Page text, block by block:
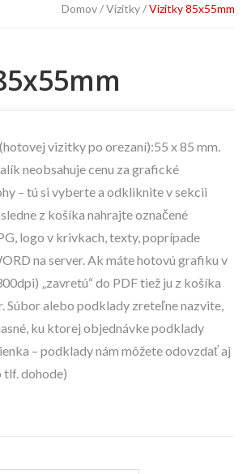
Domov Vizitky Vizitky 85x55mm
vizitky po orezaní):55 x 85 mm.
neobsahuje cenu za grafické
– tú si vyberte a odkliknite v sekcii
z košíka nahrajte označené
logo v krivkach, texty, poprípade
na server. Ak máte hotovú grafiku v
„zavretú“ do PDF tiež ju z košíka
Súbor alebo podklady zreteľne nazvite,
ku ktorej objednávke podklady
– podklady nám môžete odovzdať aj
tlf. dohode)